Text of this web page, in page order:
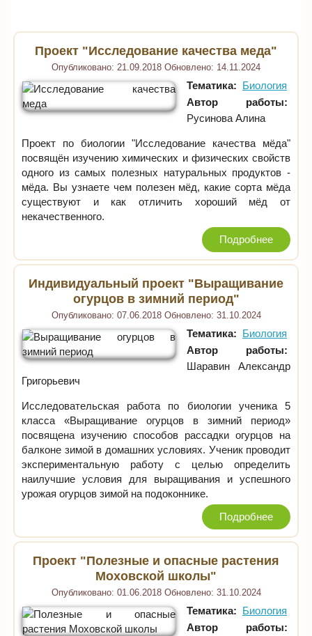
Проект "Исследование качества меда"
Опубликовано: 21.09.2018 Обновлено: 14.11.2024
Тематика: Биология
Автор работы:
Русинова Алина
Проект по биологии "Исследование качества мёда"
посвящён изучению химических и физических свойств
одного из самых полезных натуральных продуктов -
мёда. Вы узнаете чем полезен мёд, какие сорта мёда
существуют и как отличить хороший мёд от
некачественного.
Подробнее
Индивидуальный проект "Выращивание
огурцов в зимний период"
Опубликовано: 07.06.2018 Обновлено: 31.10.2024
Тематика: Биология
Автор работы:
Шаравин Александр
Григорьевич
Исследовательская работа по биологии ученика 5
класса «Выращивание огурцов в зимний период»
посвящена изучению способов рассадки огурцов на
балконе зимой в домашних условиях. Ученик проводит
экспериментальную работу с целью определить
наилучшие условия для выращивания и успешного
урожая огурцов зимой на подоконнике.
Подробнее
Проект "Полезные и опасные растения
Моховской школы"
Опубликовано: 01.06.2018 Обновлено: 31.10.2024
Тематика: Биология
Автор работы: